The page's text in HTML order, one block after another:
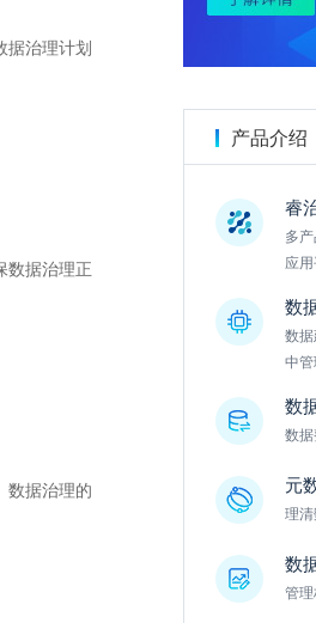
据治理计划
数据治理正
数据治理的
产品介绍
睿
多
应
数
数
中
数
数
元
理
数
管